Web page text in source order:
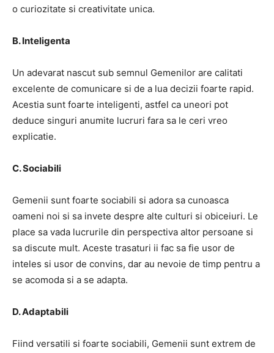
o curiozitate si creativitate unica.
B. Inteligenta
Un adevarat nascut sub semnul Gemenilor are calitati
excelente de comunicare si de a lua decizii foarte rapid.
Acestia sunt foarte inteligenti, astfel ca uneori pot
deduce singuri anumite lucruri fara sa le ceri vreo
explicatie.
C. Sociabili
Gemenii sunt foarte sociabili si adora sa cunoasca
oameni noi si sa invete despre alte culturi si obiceiuri. Le
place sa vada lucrurile din perspectiva altor persoane si
sa discute mult. Aceste trasaturi ii fac sa fie usor de
inteles si usor de convins, dar au nevoie de timp pentru a
se acomoda si a se adapta.
D. Adaptabili
Fiind versatili si foarte sociabili, Gemenii sunt extrem de